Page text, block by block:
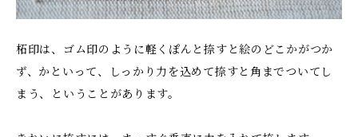
柘印は、ゴム印のように軽くぽんと捺すと絵のどこかがつか
ず、かといって、しっかり力を込めて捺すと角までついてし
まう、ということがあります。